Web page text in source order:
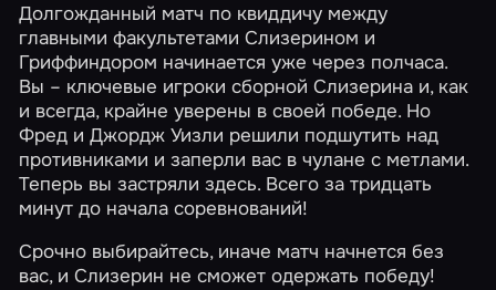
Долгожданный матч по квиддичу между
главными факультетами Слизерином и
Гриффиндором начинается уже через полчаса.
Вы – ключевые игроки сборной Слизерина и, как
и всегда, крайне уверены в своей победе. Но
Фред и Джордж Уизли решили подшутить над
противниками и заперли вас в чулане с метлами.
Теперь вы застряли здесь. Всего за тридцать
минут до начала соревнований!
Срочно выбирайтесь, иначе матч начнется без
вас, и Слизерин не сможет одержать победу!